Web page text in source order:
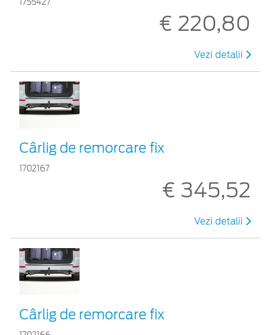
1755427
€ 220,80
Vezi detalii
Cârlig de remorcare fix
1702167
€ 345,52
Vezi detalii
Cârlig de remorcare fix